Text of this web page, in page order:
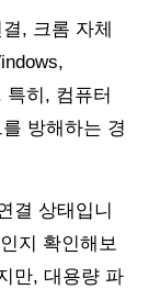
, 크롬 자체
히, 컴퓨터
방해하는 경
결 상태입니
지 확인해보
만, 대용량 파